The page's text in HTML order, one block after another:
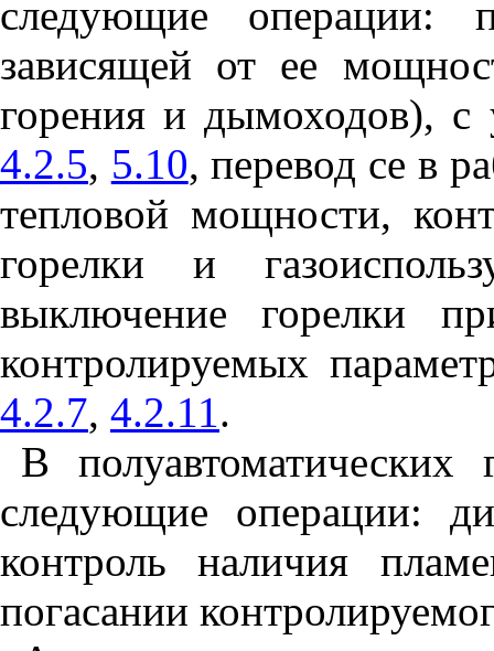
следующие операции:
зависящей от ее
горения и дымоходов), с
4.2.5, 5.10, перевод се в
тепловой мощности,
горелки и
выключение горелки
контролируемых
4.2.7, 4.2.11.
В полуавтоматических
следующие операции:
контроль наличия
погасании